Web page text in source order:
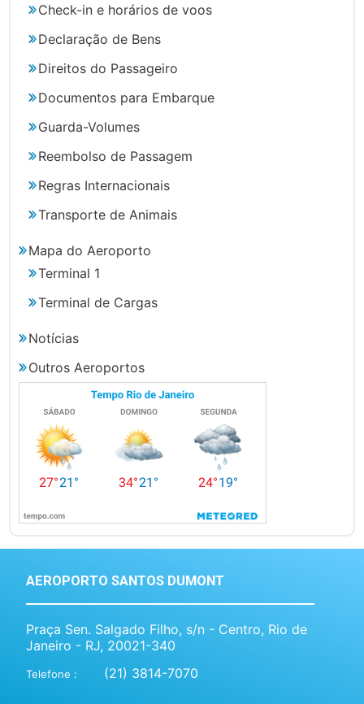
Check-in e horários de voos
Declaração de Bens
Direitos do Passageiro
Documentos para Embarque
Guarda-Volumes
Reembolso de Passagem
Regras Internacionais
Transporte de Animais
Mapa do Aeroporto
Terminal 1
Terminal de Cargas
Notícias
Outros Aeroportos
AEROPORTO SANTOS DUMONT
Praça Sen. Salgado Filho, s/n - Centro, Rio de
Janeiro - RJ, 20021-340
Telefone : (21) 3814-7070